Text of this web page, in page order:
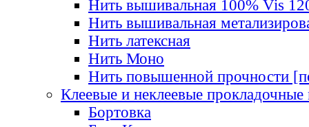
Нить вышивальная 100% Vis
Нить вышивальная
Нить латексная
Нить Моно
Нить повышенной прочности
Клеевые и неклеевые прокладочные
Бортовка